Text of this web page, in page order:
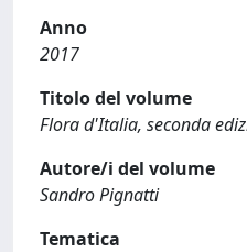
Anno
2017
Titolo del volume
Flora d'Italia, seconda
Autore/i del volume
Sandro Pignatti
Tematica